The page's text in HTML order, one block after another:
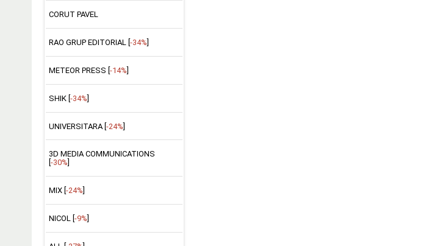
CORUT PAVEL
RAO GRUP EDITORIAL [ -34%
METEOR PRESS [ -14%
SHIK [-34%]
UNIVERSITARA [-24%]
3D MEDIA COMMUNICATIONS
-30%
MIX [ -24%
NICOL [ -9%